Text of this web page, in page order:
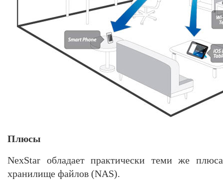
Плюсы
NexStar обладает практически теми же
хранилище файлов (NAS).